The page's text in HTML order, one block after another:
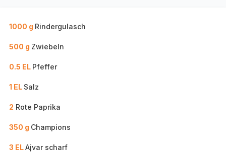
1000 g Rindergulasch
500 g Zwiebeln
0.5 EL Pfeffer
1 EL Salz
2 Rote Paprika
350 g Champions
3 ELAjvar scharf